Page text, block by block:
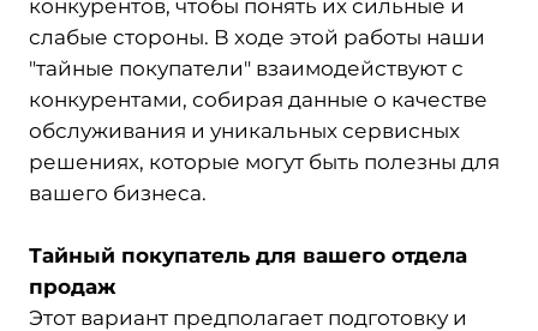
слабые стороны. В ходе этой работы наши
"тайные покупатели" взаимодействуют с
конкурентами, собирая данные о качестве
обслуживания и уникальных сервисных
решениях, которые могут быть полезны для
вашего бизнеса.
Тайный покупатель для вашего отдела
продаж
Этот вариант предполагает подготовку и